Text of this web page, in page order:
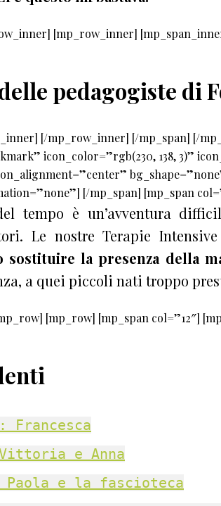
[mp_row_inner]
pedagogiste di
[/mp_row_inner] [/mp_span] [/
icon_color=”rgb(230, 138, 3)”
[/mp_span] [mp_span
tempo è un’avventura
Le nostre Terapie Intensive
sostituire la presenza della
a quei piccoli nati troppo
[mp_row] [mp_span col=”12″]
Francesca
e Anna
Paola e la fascioteca